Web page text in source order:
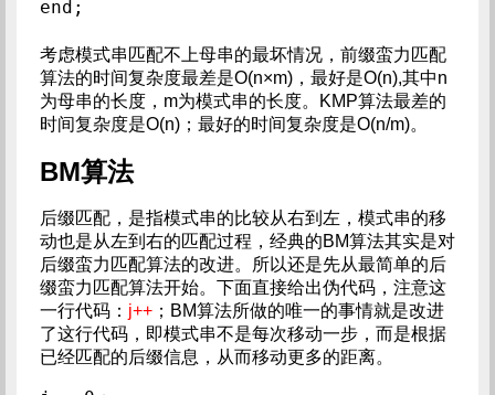
考虑模式串匹配不上母串的最坏情况，前缀蛮力匹配
算法的时间复杂度最差是O(n×m)，最好是O(n),其中n
为母串的长度，m为模式串的长度。KMP算法最差的
时间复杂度是O(n)；最好的时间复杂度是O(n/m)。
BM算法
后缀匹配，是指模式串的比较从右到左，模式串的移
动也是从左到右的匹配过程，经典的BM算法其实是对
后缀蛮力匹配算法的改进。所以还是先从最简单的后
缀蛮力匹配算法开始。下面直接给出伪代码，注意这
一行代码： j++；BM算法所做的唯一的事情就是改进
了这行代码，即模式串不是每次移动一步，而是根据
已经匹配的后缀信息，从而移动更多的距离。